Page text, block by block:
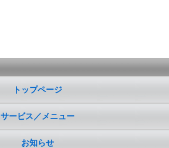
トップページ
サービス／メニュー
お知らせ